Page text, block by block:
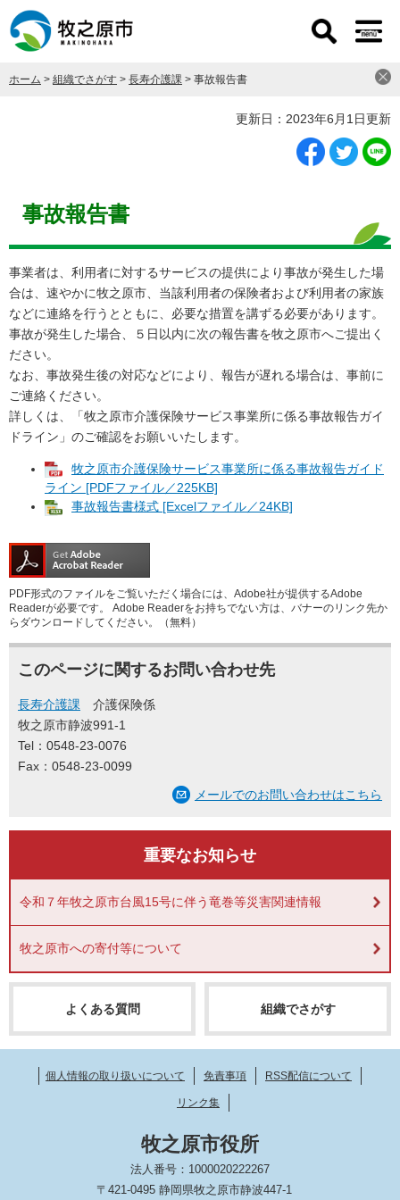
ー
先
ニ
をホーム > 組織でさがす > 長寿介護課 > 事故報告書
更新日：2023年6月1日更新
事故報告書
事業者は、利用者に対するサービスの提供により事故が発生した場
合は、速やかに牧之原市、当該利用者の保険者および利用者の家族
などに連絡を行うとともに、必要な措置を講ずる必要があります。
事故が発生した場合、５日以内に次の報告書を牧之原市へご提出く
ださい。
なお、事故発生後の対応などにより、報告が遅れる場合は、事前に
ご連絡ください。
詳しくは、「牧之原市介護保険サービス事業所に係る事故報告ガイ
ドライン」のご確認をお願いいたします。
牧之原市介護保険サービス事業所に係る事故報告ガイド
ライン [PDFファイル／225KB]
事故報告書様式 [Excelファイル／24KB]
PDF形式のファイルをご覧いただく場合には、Adobe社が提供するAdobe
Readerが必要です。
Adobe Readerをお持ちでない方は、バナーのリンク先か
らダウンロードしてください。（無料）
このページに関するお問い合わせ先
長寿介護課
介護保険係
牧之原市静波991-1
Tel：0548-23-0076
Fax：0548-23-0099
メールでのお問い合わせはこちら
重要なお知らせ
令和７年牧之原市台風15号に伴う竜巻等災害関連情報
牧之原市への寄付等について
よくある質問 組織でさがす
個人情報の取り扱いについて 免責事項 RSS配信について
リンク集
牧之原市役所
法人番号：1000020222267
〒421-0495 静岡県牧之原市静波447-1